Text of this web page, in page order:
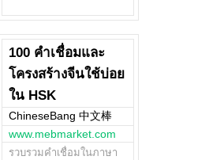
100 คำเชื่อมและ
โครงสร้างจีนใช้บ่อย
ใน HSK
ChineseBang 中文棒
www.mebmarket.com
รวบรวมคำเชื่อมในภาษา